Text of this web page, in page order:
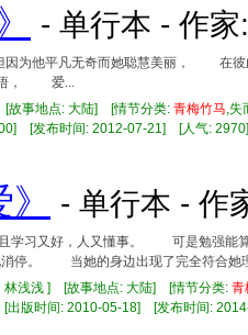
- 单行本 - 作
为他平凡无奇而她聪慧美丽， 在
， 爱...
[故事地点: 大陆] [情节分类: 青梅竹马 ,
[发布时间: 2012-07-21] [人气:
- 单行本 - 作
学习又好，人又懂事。 可是勉强能
。 当她的身边出现了完全符合她理
林浅浅 ] [故事地点: 大陆] [情节分类: 青
出版时间: 2010-05-18] [发布时间: